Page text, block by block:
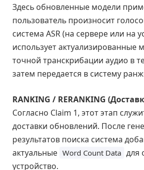
Здесь обновленные модели
пользователь произносит
система ASR (на сервере или на
использует актуализированные
точной транскрибации аудио в
затем передается в систему
RANKING / RERANKING
Согласно Claim 1, этот этап
доставки обновлений. После
результатов поиска система
актуальные Word Count Data для
устройство.